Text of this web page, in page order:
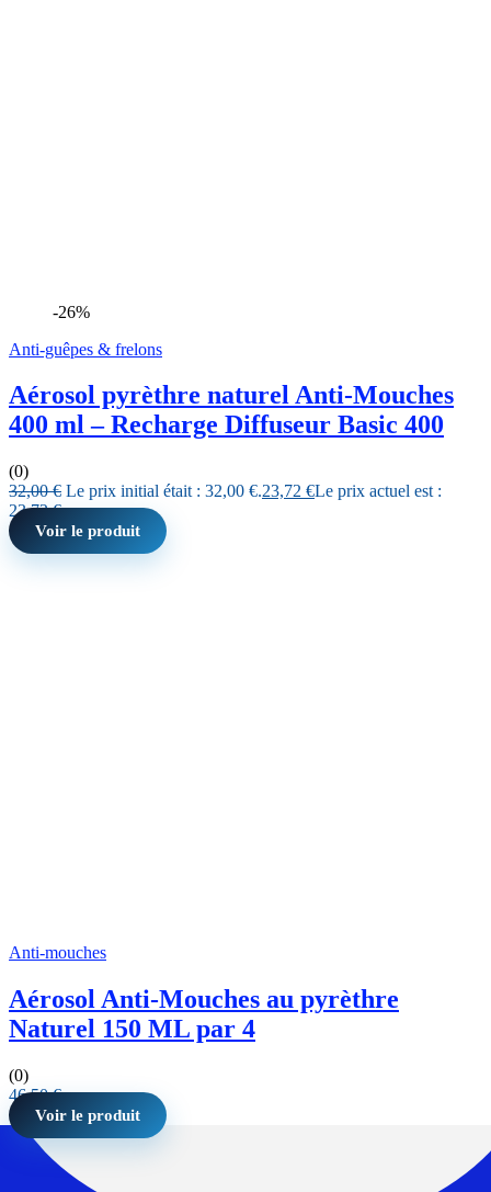
-26%
Anti-guêpes & frelons
Aérosol pyrèthre naturel Anti-Mouches
400 ml – Recharge Diffuseur Basic 400
(0)
32,00€ Le prix initial était : 32,00 €.23,72 €Le prix actuel est :
23,72 €.
Voir le produit
Anti-mouches
Aérosol Anti-Mouches au pyrèthre
Naturel 150 ML par 4
(0)
46,50€
Voir le produit